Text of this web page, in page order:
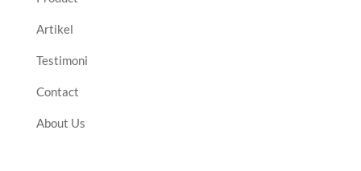
Artikel
Testimoni
Contact
About Us